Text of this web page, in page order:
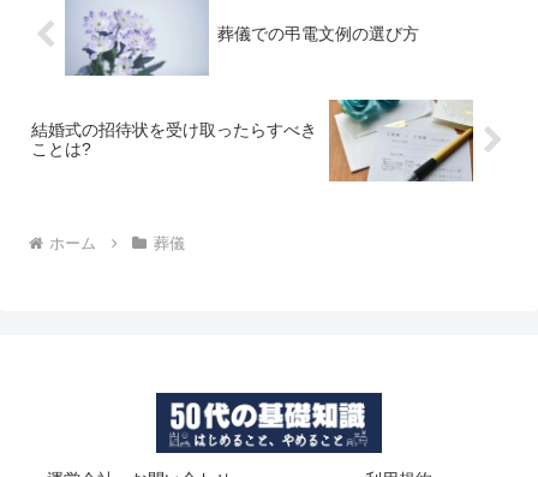
葬儀での弔電文例の選び方
結婚式の招待状を受け取ったらすべき
ことは?
ホーム 葬儀